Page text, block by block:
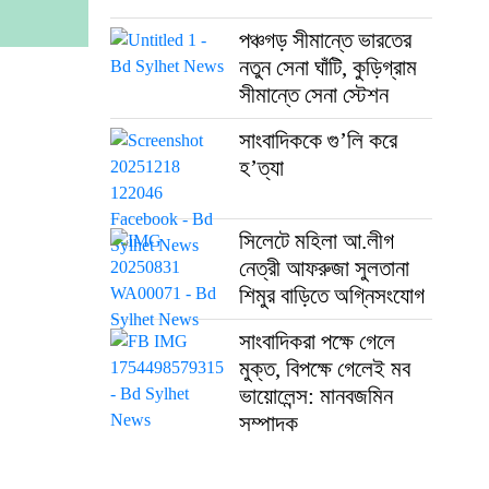
পঞ্চগড় সীমান্তে ভারতের
নতুন সেনা ঘাঁটি, কুড়িগ্রাম
সীমান্তে সেনা স্টেশন
সাংবাদিককে গু’লি করে
হ’ত্যা
সিলেটে মহিলা আ.লীগ
নেত্রী আফরুজা সুলতানা
শিমুর বাড়িতে অগ্নিসংযোগ
সাংবাদিকরা পক্ষে গেলে
মুক্ত, বিপক্ষে গেলেই মব
ভায়োলেন্স: মানবজমিন
সম্পাদক